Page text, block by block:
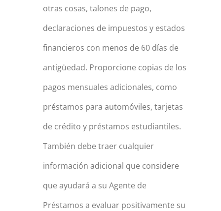
otras cosas, talones de pago,
declaraciones de impuestos y estados
financieros con menos de 60 días de
antigüedad. Proporcione copias de los
pagos mensuales adicionales, como
préstamos para automóviles, tarjetas
de crédito y préstamos estudiantiles.
También debe traer cualquier
información adicional que considere
que ayudará a su Agente de
Préstamos a evaluar positivamente su